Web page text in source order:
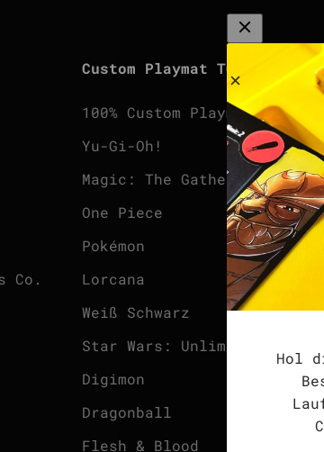
Hol
Co.
Custom Playmat TCG Zones
100% Custom Playmat
Yu-Gi-Oh!
Magic: The Gathering
One Piece
Pokémon
Lorcana
Weiß Schwarz
Star Wars: Unlimited
Digimon
Dragonball
Flesh & Blood